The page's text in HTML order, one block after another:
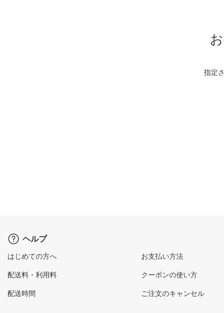
指定
ヘルプ
はじめての方へ
配送料・利用料
配送時間
お支払い方法
クーポンの使い方
ご注文のキャンセル